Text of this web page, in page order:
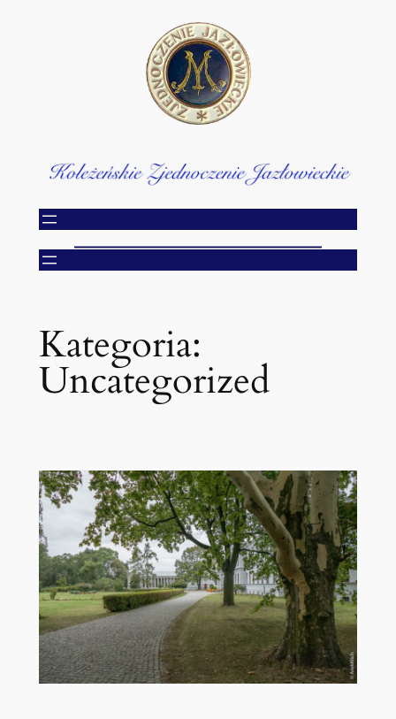
Kategoria:
Uncategorized